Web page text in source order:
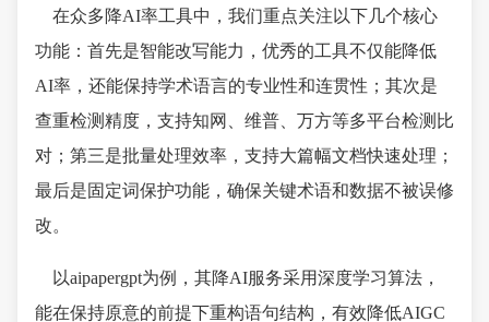
在众多降AI率工具中，我们重点关注以下几个核心
功能：首先是智能改写能力，优秀的工具不仅能降低
AI率，还能保持学术语言的专业性和连贯性；其次是
查重检测精度，支持知网、维普、万方等多平台检测比
对；第三是批量处理效率，支持大篇幅文档快速处理；
最后是固定词保护功能，确保关键术语和数据不被误修
改。
以aipapergpt为例，其降AI服务采用深度学习算法，
能在保持原意的前提下重构语句结构，有效降低AIGC